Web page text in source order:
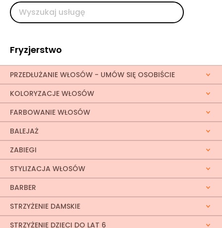
Fryzjerstwo
PRZEDŁUŻANIE WŁOSÓW - UMÓW SIĘ OSOBIŚCIE
KOLORYZACJE WŁOSÓW
FARBOWANIE WŁOSÓW
BALEJAŻ
ZABIEGI
STYLIZACJA WŁOSÓW
BARBER
STRZYŻENIE DAMSKIE
STRZYŻENIE DZIECI DO LAT 6